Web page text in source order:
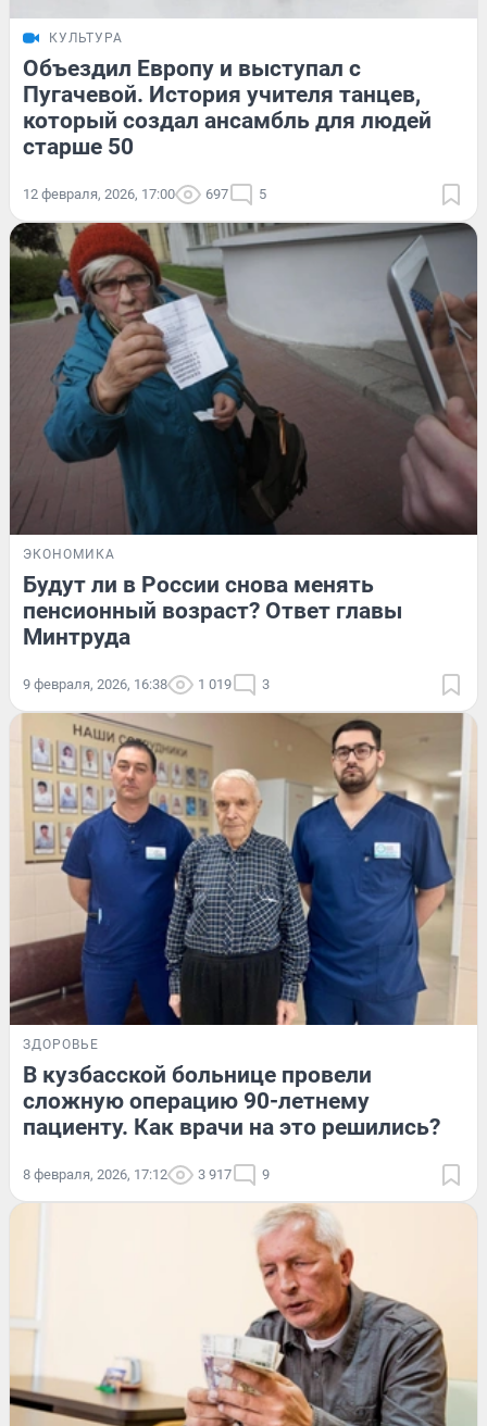
КУЛЬТУРА
Объездил Европу и выступал с
Пугачевой. История учителя танцев,
который создал ансамбль для людей
старше 50
12 февраля, 2026, 17:00 697 5
ЭКОНОМИКА
Будут ли в России снова менять
пенсионный возраст? Ответ главы
Минтруда
9 февраля, 2026, 16:38 1 019 3
ЗДОРОВЬЕ
В кузбасской больнице провели
сложную операцию 90-летнему
пациенту. Как врачи на это решились?
8 февраля, 2026, 17:12 3 917 9